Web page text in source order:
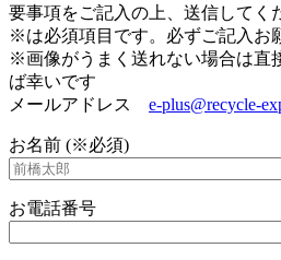
要事項をご記入の上、送信してく
※は必須項目です。必ずご記入お
※画像がうまく送れない場合は直
ば幸いです
メールアドレス e-plus@recycle-
お名前 (※必須)
お電話番号